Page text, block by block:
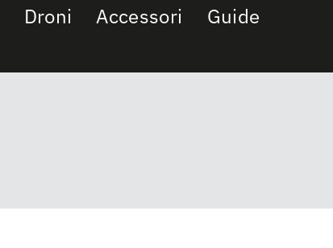
Droni Accessori
Guide